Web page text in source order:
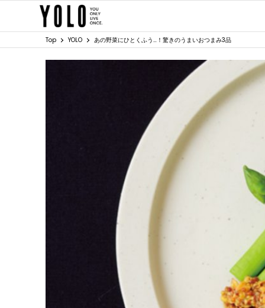
Top YOLO あの野菜にひとくふう…！驚きのうまいおつまみ3品